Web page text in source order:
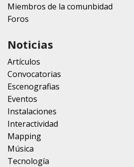
Miembros de la comunbidad
Foros
Noticias
Artículos
Convocatorias
Escenografias
Eventos
Instalaciones
Interactividad
Mapping
Música
Tecnología